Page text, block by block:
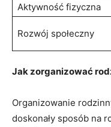
Aktywność⁢ fizyczna
Rozwój społeczny
Jak zorganizować
Organizowanie
doskonały sposób na